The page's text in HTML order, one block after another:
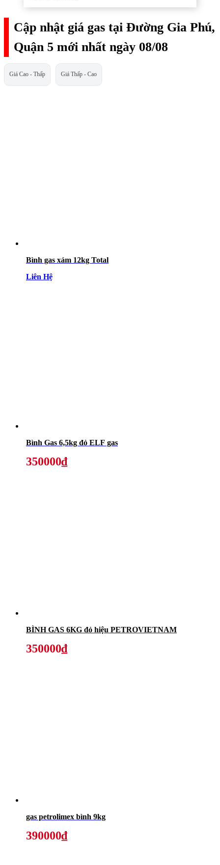
Cập nhật giá gas tại Đường Gia Phú,
Quận 5 mới nhất ngày 08/08
Giá Cao - Thấp Giá Thấp - Cao
Bình gas xám 12kg Total
Liên Hệ
Bình Gas 6,5kg đỏ ELF gas
350000₫
BÌNH GAS 6KG đỏ hiệu PETROVIETNAM
350000₫
gas petrolimex bình 9kg
390000₫